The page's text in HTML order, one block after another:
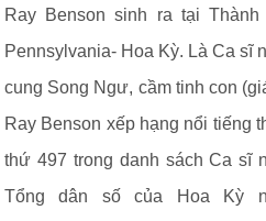
Ray Benson sinh ra tại
Pennsylvania- Hoa Kỳ. Là Ca sĩ
cung Song Ngư, cầm tinh con
Ray Benson xếp hạng nổi tiếng
thứ 497 trong danh sách Ca sĩ
Tổng dân số của Hoa Kỳ